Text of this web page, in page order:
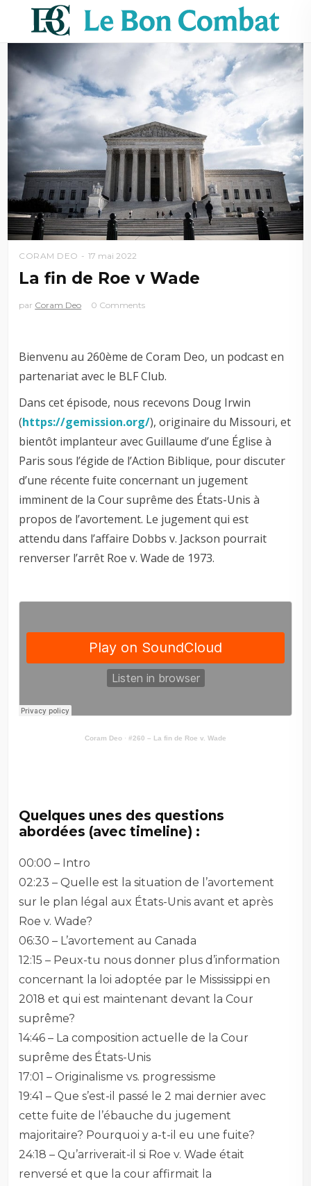
CORAM DEO 17 mai 2022
La fin de Roe v Wade
par Coram Deo 0 Comments
Bienvenu au 260ème de Coram Deo, un podcast en
partenariat avec le BLF Club.
Dans cet épisode, nous recevons Doug Irwin
(https://gemission.org/), originaire du Missouri, et
bientôt implanteur avec Guillaume d’une Église à
Paris sous l’égide de l’Action Biblique, pour discuter
d’une récente fuite concernant un jugement
imminent de la Cour suprême des États-Unis à
propos de l’avortement. Le jugement qui est
attendu dans l’affaire Dobbs v. Jackson pourrait
renverser l’arrêt Roe v. Wade de 1973.
Coram Deo · #260 – La fin de Roe v. Wade
Quelques unes des questions
abordées (avec timeline) :
00:00 – Intro
02:23 – Quelle est la situation de l’avortement
sur le plan légal aux États-Unis avant et après
Roe v. Wade?
06:30 – L’avortement au Canada
12:15 – Peux-tu nous donner plus d’information
concernant la loi adoptée par le Mississippi en
2018 et qui est maintenant devant la Cour
suprême?
14:46 – La composition actuelle de la Cour
suprême des États-Unis
17:01 – Originalisme vs. progressisme
19:41 – Que s’est-il passé le 2 mai dernier avec
cette fuite de l’ébauche du jugement
majoritaire? Pourquoi y a-t-il eu une fuite?
24:18 – Qu’arriverait-il si Roe v. Wade était
renversé et que la cour affirmait la